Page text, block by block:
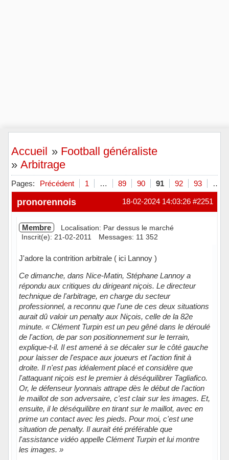
Accueil » Football généraliste
» Arbitrage
Pages: Précédent 1 … 89 90 91 92 93 …
#2251
18-02-2024 14:03:26
pronorennois
Membre
Localisation: Par dessus le marché
Inscrit(e): 21-02-2011
Messages: 11 352
J'adore la contrition arbitrale ( ici Lannoy )
Ce dimanche, dans Nice-Matin, Stéphane Lannoy a
répondu aux critiques du dirigeant niçois. Le directeur
technique de l'arbitrage, en charge du secteur
professionnel, a reconnu que l'une de ces deux situations
aurait dû valoir un penalty aux Niçois, celle de la 82e
minute. « Clément Turpin est un peu gêné dans le déroulé
de l'action, de par son positionnement sur le terrain,
explique-t-il. Il est amené à se décaler sur le côté gauche
pour laisser de l'espace aux joueurs et l'action finit à
droite. Il n'est pas idéalement placé et considère que
l'attaquant niçois est le premier à déséquilibrer Tagliafico.
Or, le défenseur lyonnais attrape dès le début de l'action
le maillot de son adversaire, c'est clair sur les images. Et,
ensuite, il le déséquilibre en tirant sur le maillot, avec en
prime un contact avec les pieds. Pour moi, c'est une
situation de penalty. Il aurait été préférable que
l'assistance vidéo appelle Clément Turpin et lui montre
les images. »